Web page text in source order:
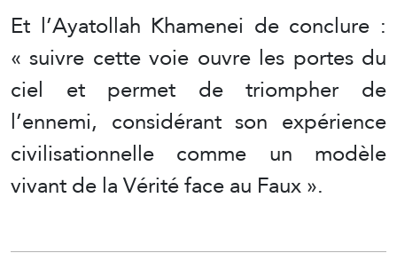
Et l’Ayatollah Khamenei de conclure :
« suivre cette voie ouvre les portes du
ciel et permet de triompher de
l’ennemi, considérant son expérience
civilisationnelle comme un modèle
vivant de la Vérité face au Faux ».